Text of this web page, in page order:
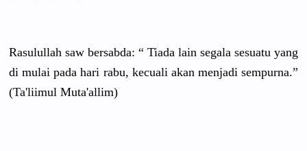
Rasulullah saw bersabda: “ Tiada lain segala sesuatu yang
di mulai pada hari rabu, kecuali akan menjadi sempurna.”
(Ta'liimul Muta'allim)